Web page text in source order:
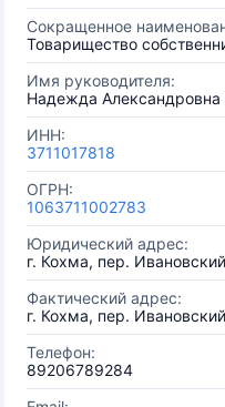
Сокращенное
Товарищество
Имя руководителя:
Надежда Александровна
ИНН:
3711017818
ОГРН:
1063711002783
Юридический адрес:
г. Кохма, пер.
Фактический адрес:
г. Кохма, пер.
Телефон:
89206789284